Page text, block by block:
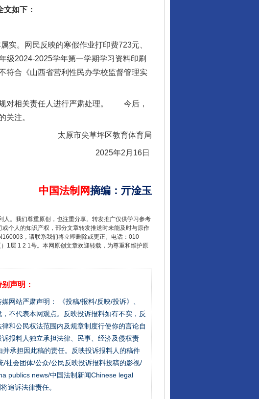
如下：
。网民反映的寒假作业打印费723元、
级2024-2025学年第一学期学习资料印刷
符合《山西省营利性民办学校监督管理实
对相关责任人进行严肃处理。 今后，
关注。
太原市尖草坪区教育体育局
2025年2月16日
中国法制网摘编 ： 亓淦玉
人。我们尊重原创，也注重分享。转发推广仅供学习参考
个人的知识产权，部分文章转发推送时未能及时与原作
，请联系我们将立即删除或更正。电话：010-
1层 1 2 1号。本网原创文章欢迎转载，为尊重和维护原
声明：
网站严肃声明： 《投稿/报料/反映/投诉》、
不代表本网观点。反映投诉报料如有不实，反
和公民权法范围内及规章制度行使你的言论自
报料人独立承担法律、民事、经济及侵权责
承担因此稿的责任。反映投诉报料人的稿件
社会团体/公众/公民反映投诉报料投稿的影视/
publics news/中国法制新闻Chinese legal
追诉法律责任。